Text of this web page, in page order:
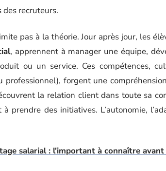
recruteurs.
pas à la théorie. Jour après jour, les
, apprennent à manager une équipe,
ou un service. Ces compétences,
professionnel), forgent une
la relation client dans toute sa
prendre des initiatives. L’autonomie,
salarial : l'important à connaître avant